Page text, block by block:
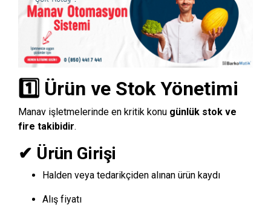
1️⃣ Ürün ve Stok Yönetimi
Manav işletmelerinde en kritik konu günlük stok ve
fire takibidir.
✔ Ürün Girişi
Halden veya tedarikçiden alınan ürün kaydı
Alış fiyatı